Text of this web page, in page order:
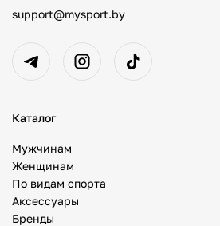
support@mysport.by
Каталог
Мужчинам
Женщинам
По видам спорта
Аксессуары
Бренды